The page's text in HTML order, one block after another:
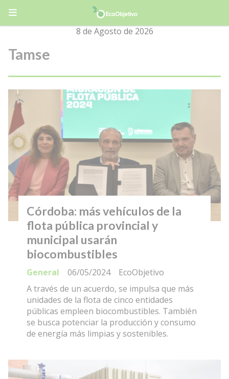
8 de Agosto de 2026
Tamse
Córdoba: más vehículos de la
flota pública provincial y
municipal usarán
biocombustibles
EcoObjetivo
General
06/05/2024
A través de un acuerdo, se impulsa que más
unidades de la flota de cinco entidades
públicas empleen biocombustibles. También
se busca potenciar la producción y consumo
de energía más limpias y sostenibles.